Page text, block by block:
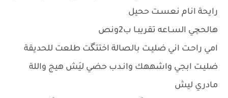
رايحة انام نعسـت ححيل
هالحچي السـاعه تقريبـا ب2ونص
امي راحـت اني ضليـت بالصالة اختتگت طلعت للحديقة
ضليـت ابجي واشههك وانـدب حضي ليَش هيج واللة
مادري ليش